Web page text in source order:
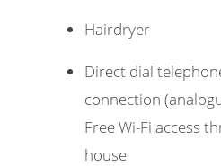
Hairdryer
Direct dial
connection
Free Wi-Fi access
house